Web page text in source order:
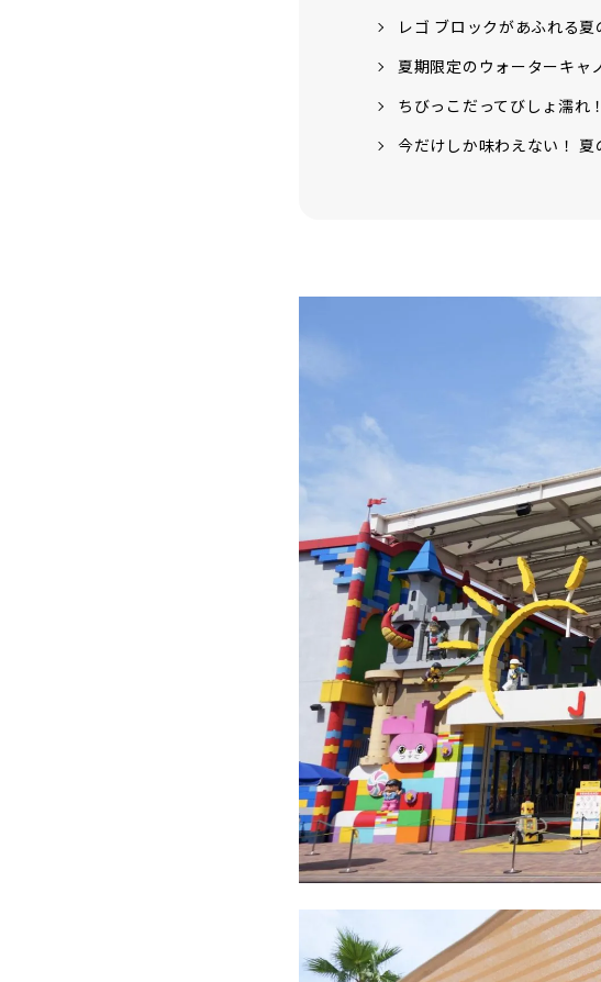
レゴ ブロックがあふれる
夏期限定のウォーターキャ
ちびっこだってびしょ濡れ
今だけしか味わえない！